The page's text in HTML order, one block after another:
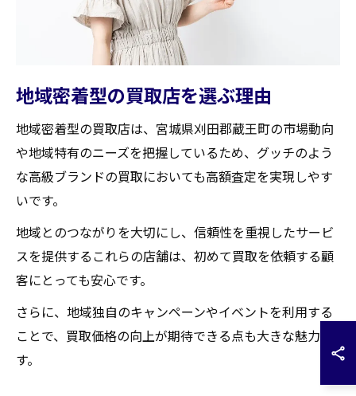
地域密着型の買取店を選ぶ理由
地域密着型の買取店は、宮城県刈田郡蔵王町の市場動向
や地域特有のニーズを把握しているため、グッチのよう
な高級ブランドの買取においても高額査定を実現しやす
いです。
地域とのつながりを大切にし、信頼性を重視したサービ
スを提供するこれらの店舗は、初めて買取を依頼する顧
客にとっても安心です。
さらに、地域独自のキャンペーンやイベントを利用する
ことで、買取価格の向上が期待できる点も大きな魅力で
す。